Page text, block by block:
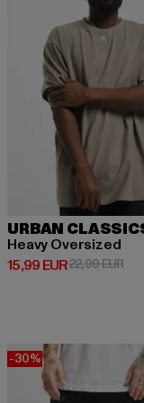
URBAN
Heavy Oversized
15,99 EUR
Derzeitiger Preis:
22,99 EUR
-30%